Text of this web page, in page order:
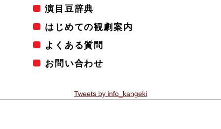
演目豆辞典
はじめての観劇案内
よくある質問
お問い合わせ
Tweets by info_kangeki